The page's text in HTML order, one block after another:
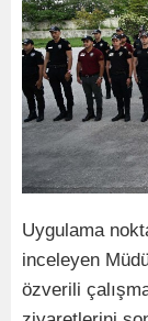
Uygulama
inceleyen
özverili